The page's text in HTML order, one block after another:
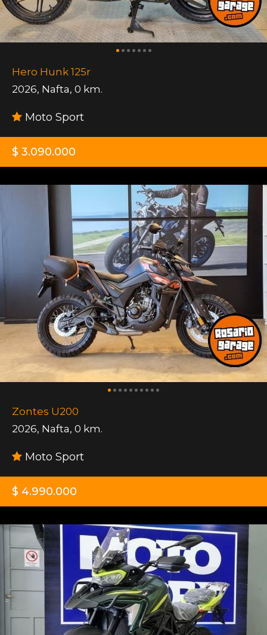
Hero Hunk 125r
2026, Nafta, 0 km.
Moto Sport
$ 3.090.000
Zontes U200
2026, Nafta, 0 km.
Moto Sport
$ 4.990.000